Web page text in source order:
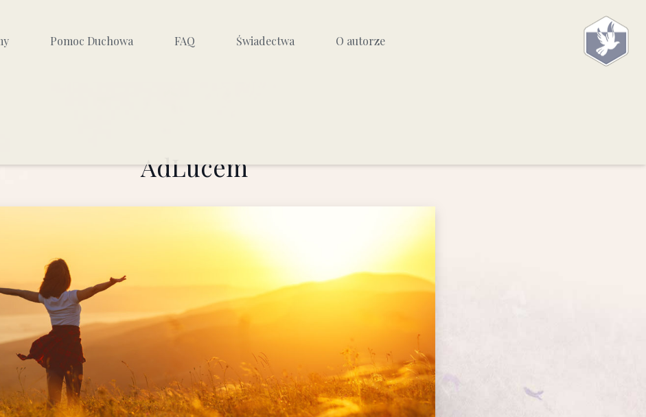
Pomoc Duchowa
Autoterapia duchowa
FAQ Świadectwa O autorze
AdLucem